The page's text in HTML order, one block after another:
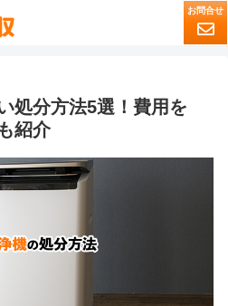
処分方法5選！費用を
紹介